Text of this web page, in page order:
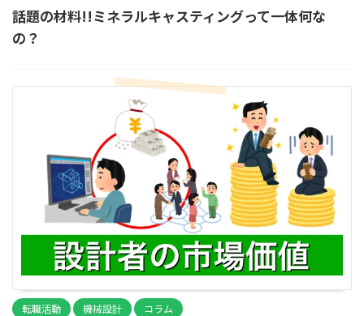
話題の材料!!ミネラルキャスティングって一体何な
の？
転職活動 機械設計 コラム